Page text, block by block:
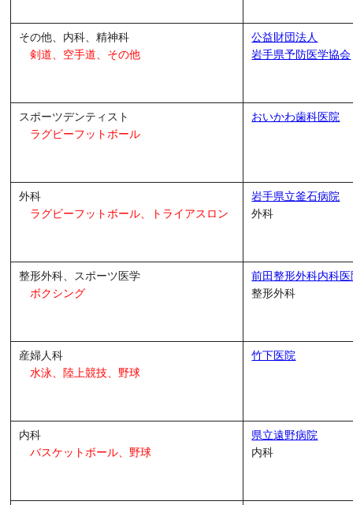
その他、内科、精神科
剣道、空手道、その他
公益財団法人
岩手県予防医学協会
スポーツデンティスト
ラグビーフットボール
おいかわ歯科医院
外科
ラグビーフットボール、
トライアスロン
岩手県立釜石病院
外科
整形外科、スポーツ医学
ボクシング
前田整形外科内科医
整形外科
産婦人科
水泳、陸上競技、野球
竹下医院
内科
バスケットボール、野球
県立遠野病院
内科